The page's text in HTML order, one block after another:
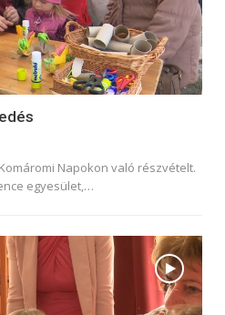
Napokon való részvételt.
egyesület,…